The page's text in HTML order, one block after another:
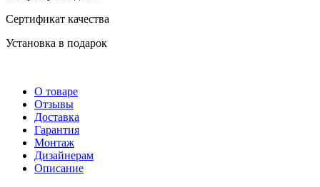
Сертификат качества
Установка в подарок
О товаре
Отзывы
Доставка
Гарантия
Монтаж
Дизайнерам
Описание